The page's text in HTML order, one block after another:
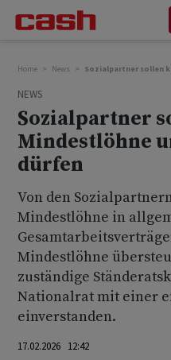
Home News Sozialpartner sollen
NEWS
Sozialpartner
Mindestlöhne
dürfen
Von den
Mindestlöhne in
Mindestlöhne
zuständige
Nationalrat mit einer
einverstanden.
17.02.2026 12:42